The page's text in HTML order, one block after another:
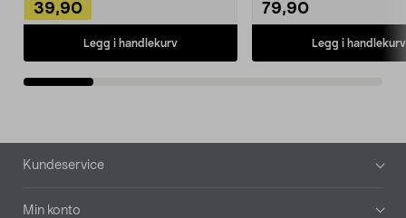
39,90
Legg i handlekurv
79,90
Legg i handlekurv
Bunntekst
Kundeservice
Min konto